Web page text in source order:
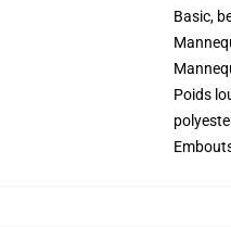
Basic,
Poids